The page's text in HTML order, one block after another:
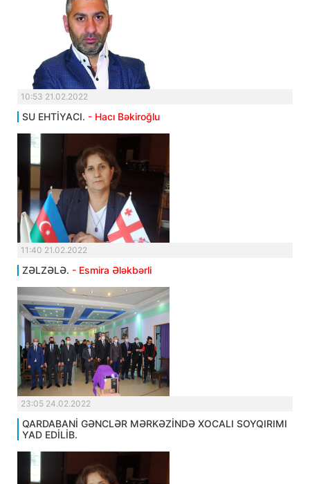
10:53 21.02.2022
SU EHTİYACI. - Hacı Bəkiroğlu
11:40 21.02.2022
ZƏLZƏLƏ. - Esmira Ələkbərli
23:05 24.02.2022
QARDABANİ GƏNCLƏR MƏRKƏZİNDƏ XOCALI SOYQIRIMI
YAD EDİLİB.